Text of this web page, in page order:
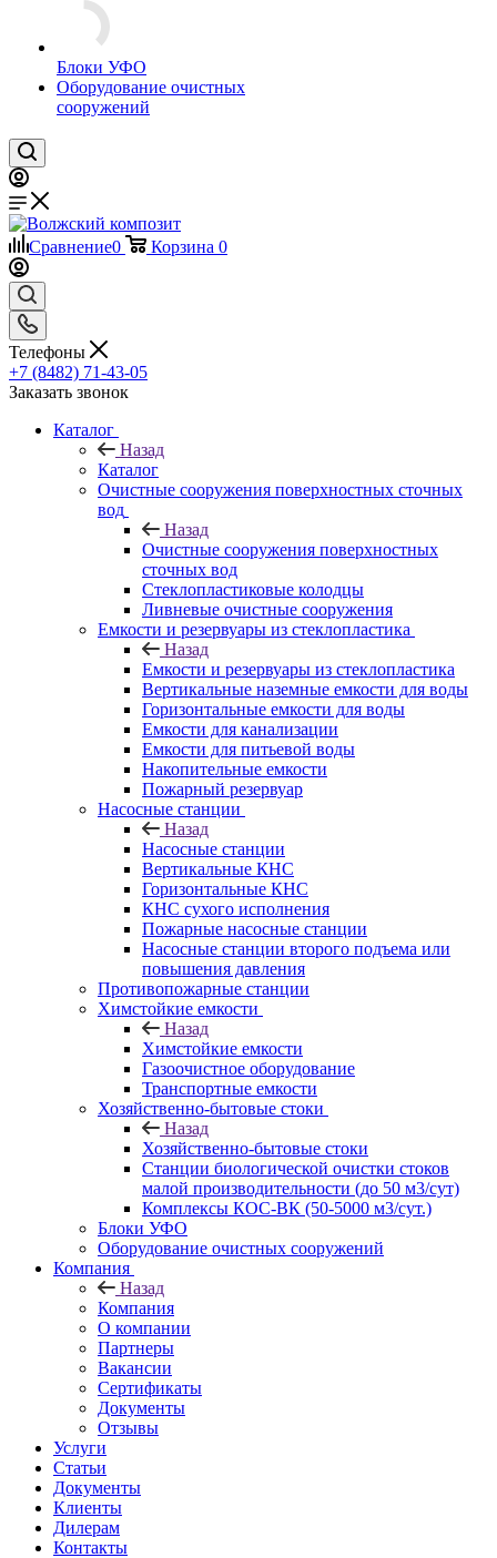
Блоки УФО
Оборудование очистных
сооружений
Сравнение0 Корзина 0
Телефоны
+7 (8482) 71-43-05
Заказать звонок
Каталог
Назад
Каталог
Очистные сооружения поверхностных сточных
вод
Назад
Очистные сооружения поверхностных
сточных вод
Стеклопластиковые колодцы
Ливневые очистные сооружения
Емкости и резервуары из стеклопластика
Назад
Емкости и резервуары из стеклопластика
Вертикальные наземные емкости для воды
Горизонтальные емкости для воды
Емкости для канализации
Емкости для питьевой воды
Накопительные емкости
Пожарный резервуар
Насосные станции
Назад
Насосные станции
Вертикальные КНС
Горизонтальные КНС
КНС сухого исполнения
Пожарные насосные станции
Насосные cтанции второго подъема или
повышения давления
Противопожарные станции
Химстойкие емкости
Назад
Химстойкие емкости
Газоочистное оборудование
Транспортные емкости
Хозяйственно-бытовые стоки
Назад
Хозяйственно-бытовые стоки
Станции биологической очистки стоков
малой производительности (до 50 м3/сут)
Комплексы КОС-ВК (50-5000 м3/сут.)
Блоки УФО
Оборудование очистных сооружений
Компания
Назад
Компания
О компании
Партнеры
Вакансии
Сертификаты
Документы
Отзывы
Услуги
Статьи
Документы
Клиенты
Дилерам
Контакты